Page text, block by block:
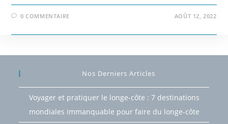
0 COMMENTAIRE AOÛT 12, 2022
Nos Derniers Articles
Voyager et pratiquer le longe-côte : 7 destinations
mondiales immanquable pour faire du longe-côte